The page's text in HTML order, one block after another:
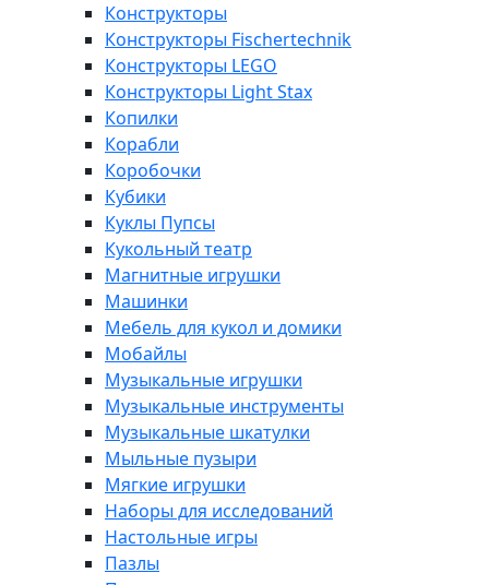
Конструкторы
Конструкторы Fisсhertechnik
Конструкторы LEGO
Конструкторы Light Stax
Копилки
Корабли
Коробочки
Кубики
Куклы Пупсы
Кукольный театр
Магнитные игрушки
Машинки
Мебель для кукол и домики
Мобайлы
Музыкальные игрушки
Музыкальные инструменты
Музыкальные шкатулки
Мыльные пузыри
Мягкие игрушки
Наборы для исследований
Настольные игры
Пазлы